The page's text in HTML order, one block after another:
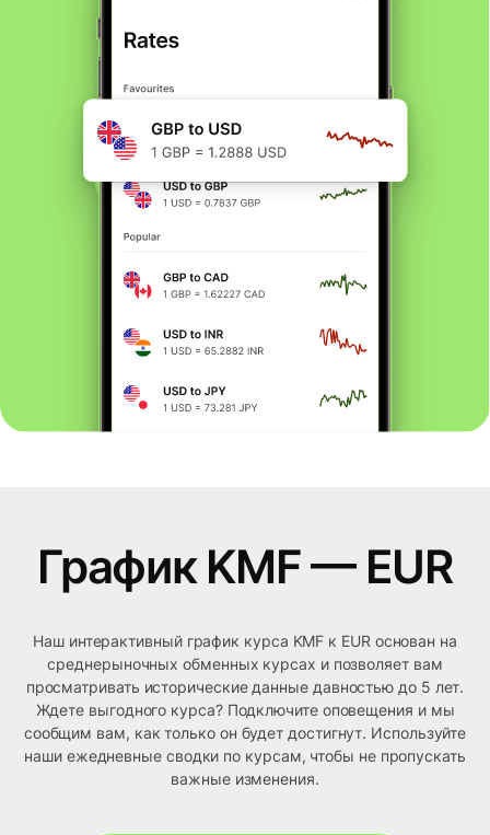
График KMF — EUR
Наш интерактивный график курса KMF к EUR основан на
среднерыночных обменных курсах и позволяет вам
просматривать исторические данные давностью до 5 лет.
Ждете выгодного курса? Подключите оповещения и мы
сообщим вам, как только он будет достигнут. Используйте
наши ежедневные сводки по курсам, чтобы не пропускать
важные изменения.